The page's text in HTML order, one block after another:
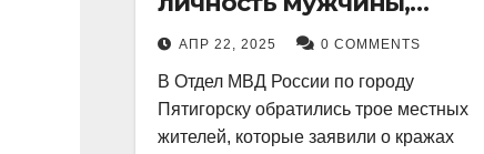
причастного к кражам
имущества из квартир в
Пятигорске
АПР 22, 2025 0 COMMENTS
В Отдел МВД России по городу
Пятигорску обратились трое местных
жителей, которые заявили о кражах